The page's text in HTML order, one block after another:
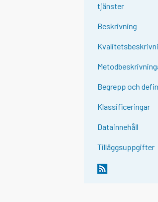
tjänster
Beskrivning
Begrepp och
Klassificeringar
Datainnehåll
Tilläggsuppgifter